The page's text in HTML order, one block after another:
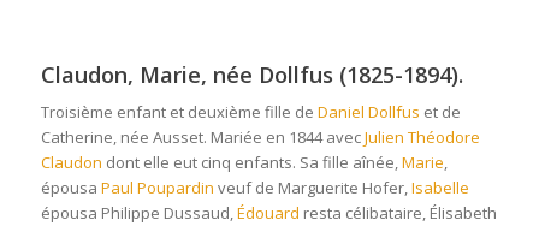
Claudon, Marie, née Dollfus (1825-1894).
Troisième enfant et deuxième fille de Daniel Dollfus et de
Catherine, née Ausset. Mariée en 1844 avecJulien Théodore
Claudon dont elle eut cinq enfants. Sa fille aînée,Marie,
épousa Paul Poupardin veuf de Marguerite Hofer,Isabelle
épousa Philippe Dussaud,Édouard resta célibataire, Élisabeth